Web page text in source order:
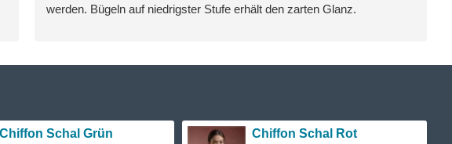
werden. Bügeln auf niedrigster Stufe erhält den zarten Glanz.
Chiffon Schal Grün
Chiffon Schal Rot